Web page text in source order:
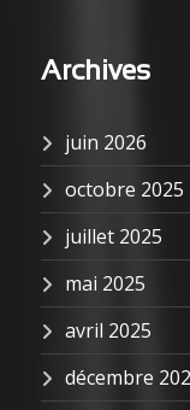
Archives
juin 2026
octobre 2025
juillet 2025
mai 2025
avril 2025
décembre